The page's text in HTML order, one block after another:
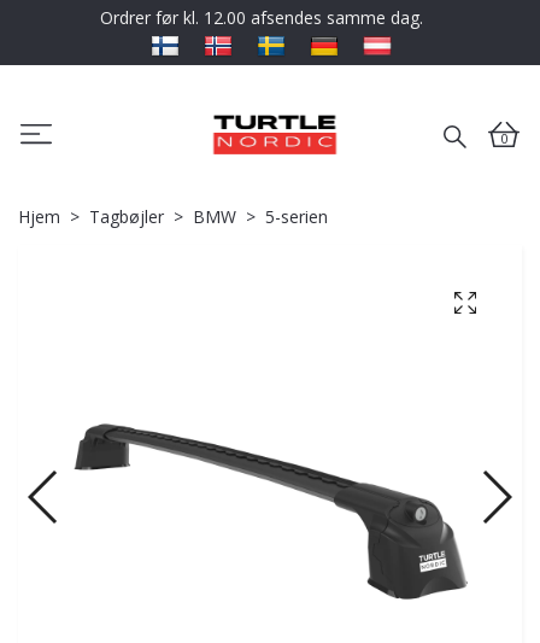
Ordrer før kl. 12.00 afsendes samme dag.
0
Hjem Tagbøjler BMW 5-serien